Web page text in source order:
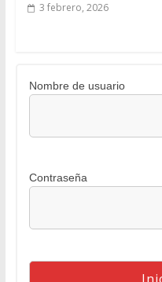
3 febrero, 2026
Nombre de usuario
Contraseña